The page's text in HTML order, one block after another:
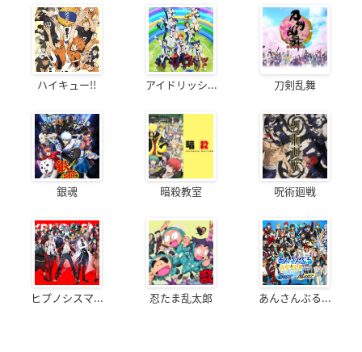
ハイキュー!! アイドリッシ... 刀剣乱舞
銀魂 暗殺教室 呪術廻戦
ヒプノシスマ... 忍たま乱太郎 あんさんぶる...